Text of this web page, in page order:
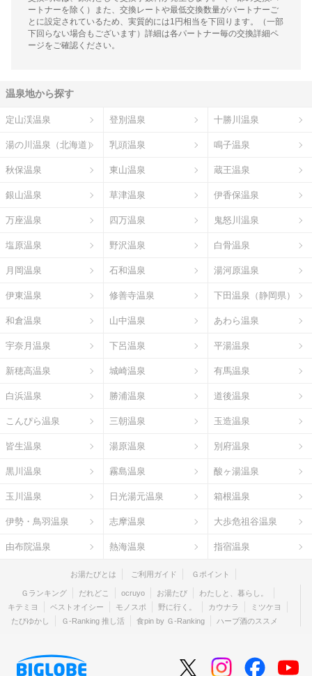
ートナーを除く）また、交換レートや最低交換数量がパートナーご
とに設定されているため、実質的には1円相当を下回ります。（一部
下回らない場合もございます）詳細は各パートナー毎の交換詳細ペ
ージをご確認ください。
温泉地から探す
定山渓温泉 登別温泉 十勝川温泉
湯の川温泉（北海道） 乳頭温泉 鳴子温泉
秋保温泉 東山温泉 蔵王温泉
銀山温泉 草津温泉 伊香保温泉
万座温泉 四万温泉 鬼怒川温泉
塩原温泉 野沢温泉 白骨温泉
月岡温泉 石和温泉 湯河原温泉
伊東温泉 修善寺温泉 下田温泉（静岡県）
和倉温泉 山中温泉 あわら温泉
宇奈月温泉 下呂温泉 平湯温泉
新穂高温泉 城崎温泉 有馬温泉
白浜温泉 勝浦温泉 道後温泉
こんぴら温泉 三朝温泉 玉造温泉
皆生温泉 湯原温泉 別府温泉
黒川温泉 霧島温泉 酸ヶ湯温泉
玉川温泉 日光湯元温泉 箱根温泉
伊勢・鳥羽温泉 志摩温泉 大歩危祖谷温泉
由布院温泉 熱海温泉 指宿温泉
お湯たびとは ご利用ガイド Ｇポイント
Ｇランキング だれどこ ocruyo お湯たび
わたしと、暮らし。
キテミヨ
ベストオイシー モノスポ 野に行く。 カウナラ
ミツケヨ
たびゆかし
Ｇ-Ranking 推し活 食pin by Ｇ-Ranking ハーブ酒のススメ